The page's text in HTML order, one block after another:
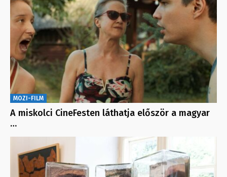
MOZI-FILM
A miskolci CineFesten láthatja először a magyar
…